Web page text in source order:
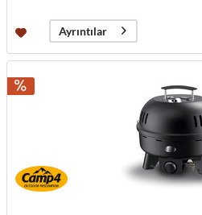
Ayrıntılar